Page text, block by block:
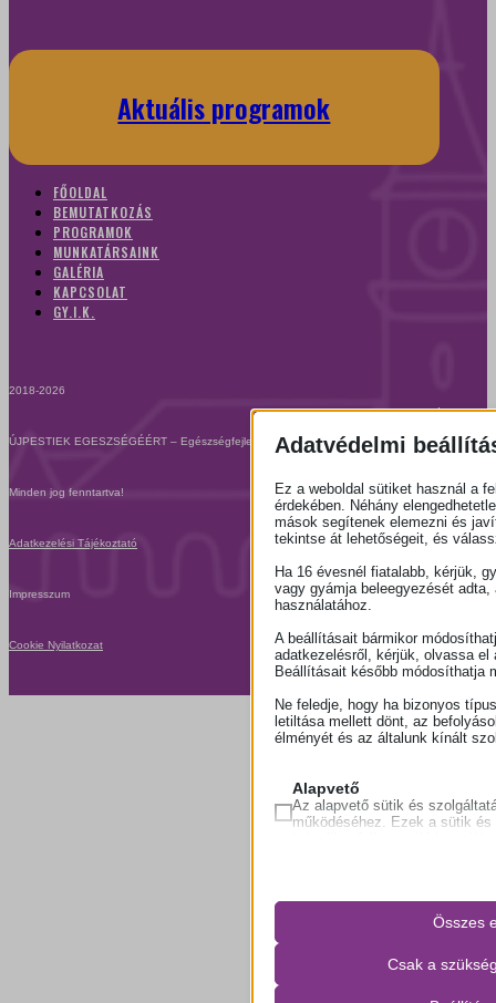
Aktuális programok
FŐOLDAL
BEMUTATKOZÁS
PROGRAMOK
MUNKATÁRSAINK
GALÉRIA
KAPCSOLAT
GY.I.K.
2018-2026
ÚJPESTIEK EGESZSÉGÉÉRT – Egészségfejlesztési Iroda
Minden jog fenntartva!
Adatkezelési Tájékoztató
Impresszum
Cookie Nyilatkozat
Adatvédelmi
Ez a weboldal sütiket használ a
érdekében. Néhány
mások segítenek elemezni és
tekintse át lehetőségeit, és
Ha 16 évesnél fiatalabb, kérjük,
vagy gyámja beleegyezését
használatához.
A beállításait bármikor
adatkezelésről, kérjük, olvassa
Beállításait később módosíthatja
Ne feledje, hogy ha bizonyos
letiltása mellett dönt, az
élményét és az általunk kínált
Alapvető
Az alapvető sütik és
működéséhez. Ezek a sütik
wordpress_test_cookie
Összes
Csak a